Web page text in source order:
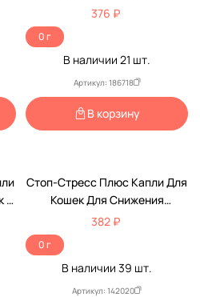
376 ₽
0 г
В наличии 21 шт.
Артикул: 186718
В корзину
И
Стоп-Стресс Плюс Капли Для
Кошек Для Снижения
Возбуждения И Коррекции
Поведения 30мл Apicenna
382 ₽
0 г
В наличии 39 шт.
Артикул: 142020
Доставка в пункт выдачи.